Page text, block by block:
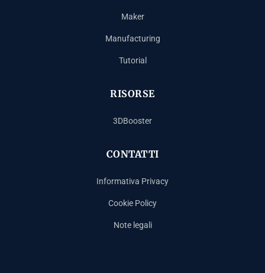
Maker
Manufacturing
Tutorial
RISORSE
3DBooster
CONTATTI
Informativa Privacy
Cookie Policy
Note legali